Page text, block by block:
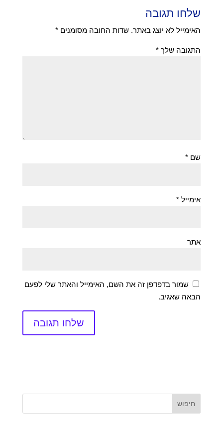
שלחו תגובה
האימייל לא יוצג באתר. שדות החובה מסומנים *
התגובה שלך *
שם *
אימייל *
אתר
שמור בדפדפן זה את השם, האימייל והאתר שלי לפעם
הבאה שאגיב.
חיפוש